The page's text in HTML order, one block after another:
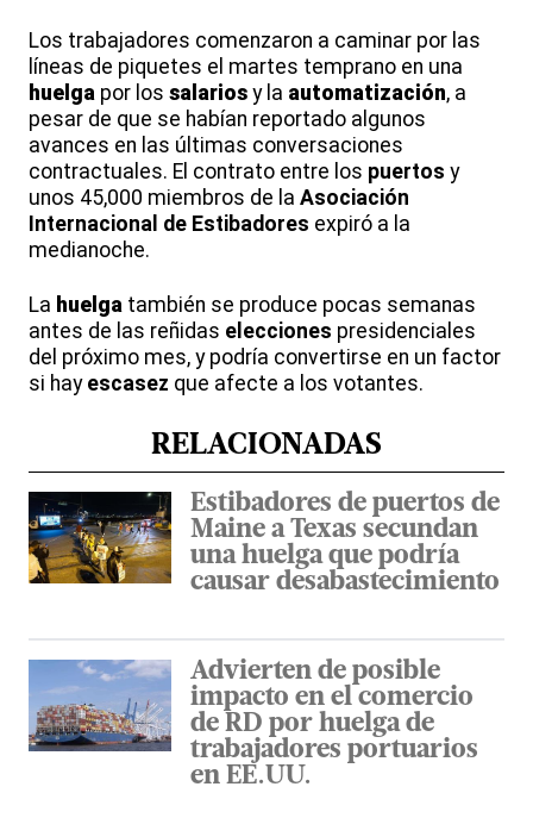
Los trabajadores comenzaron a caminar por las
líneas de piquetes el martes temprano en una
huelga por los salarios y la automatización, a
pesar de que se habían reportado algunos
avances en las últimas conversaciones
contractuales. El contrato entre los puertos y
unos 45,000 miembros de la Asociación
Internacional de Estibadores expiró a la
medianoche.
La huelga también se produce pocas semanas
antes de las reñidas elecciones presidenciales
del próximo mes, y podría convertirse en un factor
si hay escasez que afecte a los votantes.
RELACIONADAS
Estibadores de puertos de
Maine a Texas secundan
una huelga que podría
causar desabastecimiento
Advierten de posible
impacto en el comercio
de RD por huelga de
trabajadores portuarios
en EE.UU.